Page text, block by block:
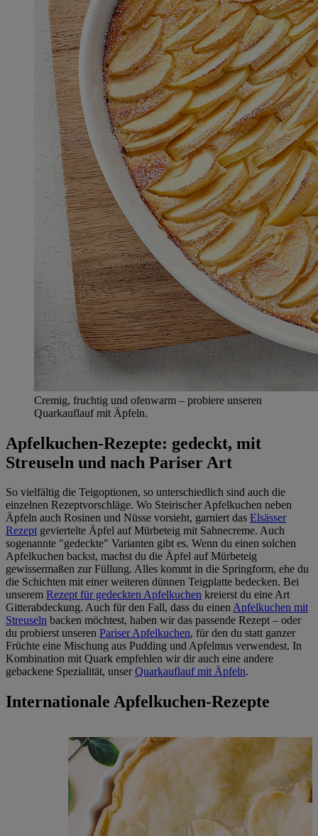
Cremig, fruchtig und ofenwarm – probiere unseren
Quarkauflauf mit Äpfeln.
Apfelkuchen-Rezepte: gedeckt, mit
Streuseln und nach Pariser Art
So vielfältig die Teigoptionen, so unterschiedlich sind auch die
einzelnen Rezeptvorschläge. Wo Steirischer Apfelkuchen neben
Äpfeln auch Rosinen und Nüsse vorsieht, garniert das Elsässer
Rezeptgeviertelte Äpfel auf Mürbeteig mit Sahnecreme. Auch
sogenannte "gedeckte" Varianten gibt es. Wenn du einen solchen
Apfelkuchen backst, machst du die Äpfel auf Mürbeteig
gewissermaßen zur Füllung. Alles kommt in die Springform, ehe du
die Schichten mit einer weiteren dünnen Teigplatte bedecken. Bei
unserem Rezept für gedeckten Apfelkuchen kreierst du eine Art
Gitterabdeckung. Auch für den Fall, dass du einenApfelkuchen mit
Streuseln backen möchtest, haben wir das passende Rezept – oder
du probierst unseren Pariser Apfelkuchen, für den du statt ganzer
Früchte eine Mischung aus Pudding und Apfelmus verwendest. In
Kombination mit Quark empfehlen wir dir auch eine andere
gebackene Spezialität, unserQuarkauflauf mit Äpfeln.
Internationale Apfelkuchen-Rezepte